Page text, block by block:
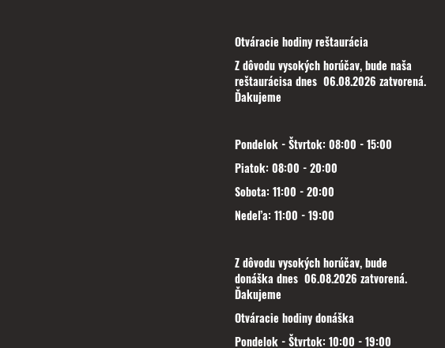
Otváracie hodiny reštaurácia
Z dôvodu vysokých horúčav, bude naša
reštaurácisa dnes 06.08.2026 zatvorená.
Ďakujeme
Pondelok - Štvrtok: 08:00 - 15:00
Piatok: 08:00 - 20:00
Sobota: 11:00 - 20:00
Nedeľa: 11:00 - 19:00
Z dôvodu vysokých horúčav, bude
donáška dnes 06.08.2026 zatvorená.
Ďakujeme
Otváracie hodiny donáška
Pondelok - Štvrtok: 10:00 - 19:00